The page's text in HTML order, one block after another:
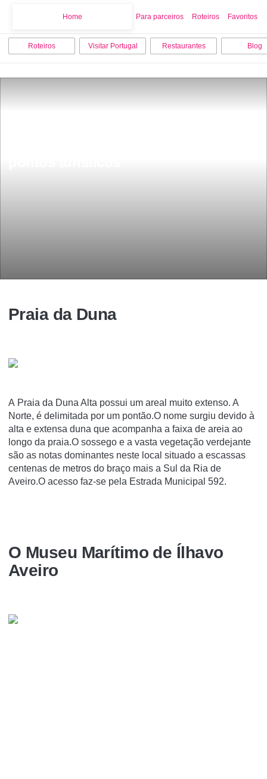
Home Para parceiros Roteiros Favoritos
Roteiros Visitar Portugal Restaurantes Blog
Praia da Duna
A Praia da Duna Alta possui um areal muito extenso. A
Norte, é delimitada por um pontão.O nome surgiu devido à
alta e extensa duna que acompanha a faixa de areia ao
longo da praia.O sossego e a vasta vegetação verdejante
são as notas dominantes neste local situado a escassas
centenas de metros do braço mais a Sul da Ria de
Aveiro.O acesso faz-se pela Estrada Municipal 592.
O Museu Marítimo de Ílhavo
Aveiro